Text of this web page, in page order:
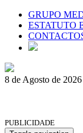
GRUPO
ESTATUTO
8 de Agosto de
PUBLICIDADE